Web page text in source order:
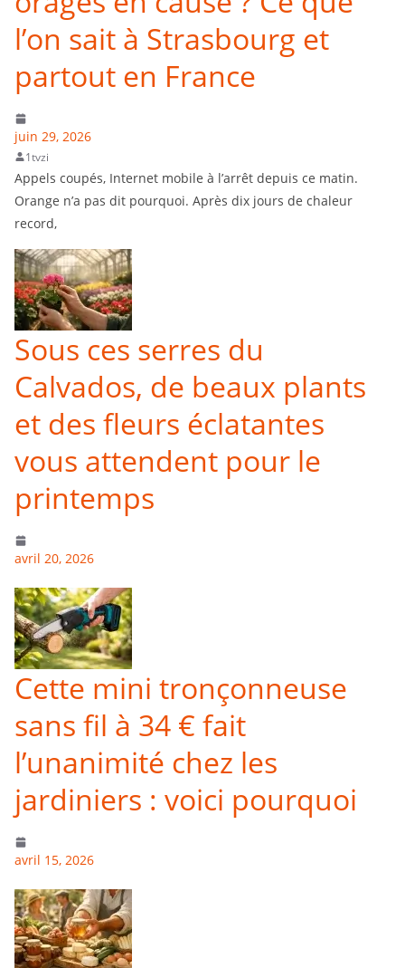
l’on sait à Strasbourg et
partout en France
juin 29, 2026
1tvzi
Appels coupés, Internet mobile à l’arrêt depuis ce matin.
Orange n’a pas dit pourquoi. Après dix jours de chaleur
record,
Sous ces serres du
Calvados, de beaux plants
et des fleurs éclatantes
vous attendent pour le
printemps
avril 20, 2026
Cette mini tronçonneuse
sans fil à 34 € fait
l’unanimité chez les
jardiniers : voici pourquoi
avril 15, 2026